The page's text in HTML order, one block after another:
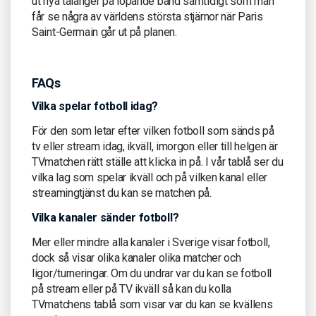
får se några av världens största stjärnor när Paris
Saint-Germain går ut på planen.
FAQs
Vilka spelar fotboll idag?
För den som letar efter vilken fotboll som sänds på
tv eller stream idag, ikväll, imorgon eller till helgen är
TVmatchen rätt ställe att klicka in på. I vår tablå ser du
vilka lag som spelar ikväll och på vilken kanal eller
streamingtjänst du kan se matchen på.
Vilka kanaler sänder fotboll?
Mer eller mindre alla kanaler i Sverige visar fotboll,
dock så visar olika kanaler olika matcher och
ligor/turneringar. Om du undrar var du kan se fotboll
på stream eller på TV ikväll så kan du kolla
TVmatchens tablå som visar var du kan se kvällens